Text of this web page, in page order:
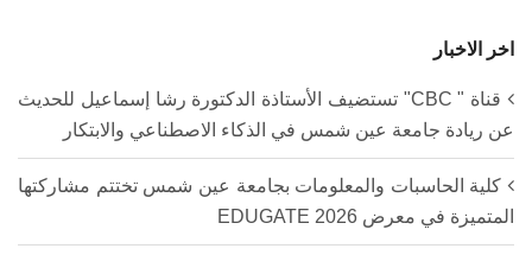
اخر الاخبار
قناة " CBC" تستضيف الأستاذة الدكتورة رشا إسماعيل للحديث
عن ريادة جامعة عين شمس في الذكاء الاصطناعي والابتكار
كلية الحاسبات والمعلومات بجامعة عين شمس تختتم مشاركتها
المتميزة في معرض EDUGATE 2026